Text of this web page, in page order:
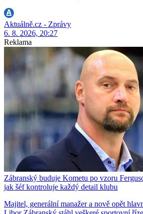
Aktuálně.cz - Zprávy
6. 8. 2026, 20:27
Reklama
Zábranský buduje Kometu po vzoru
jak šéf kontroluje každý detail klubu
Majitel, generální manažer a nově opět